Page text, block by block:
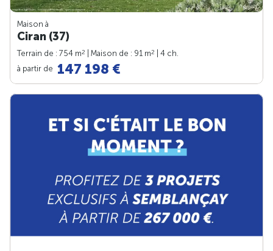
Maison à
Ciran (37)
Terrain de : 754 m2 | Maison de : 91 m2
| 4 ch.
à partir de 147 198 €